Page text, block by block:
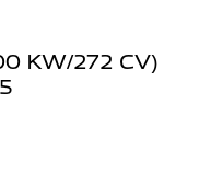
KW/272 CV)